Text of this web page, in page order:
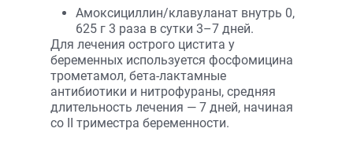
Амоксициллин/клавуланат внутрь 0,
625 г 3 раза в сутки 3–7 дней.
Для лечения острого цистита у
беременных используется фосфомицина
трометамол, бета-лактамные
антибиотики и нитрофураны, средняя
длительность лечения — 7 дней, начиная
со II триместра беременности.